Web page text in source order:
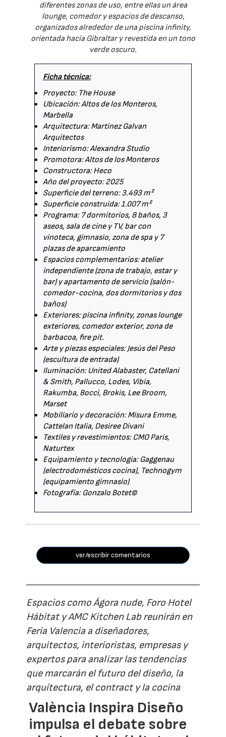
diferentes zonas de uso, entre ellas un área
lounge, comedor y espacios de descanso,
organizados alrededor de una piscina infinity,
orientada hacia Gibraltar y revestida en un tono
verde oscuro.
Ficha técnica:
Proyecto: The House
Ubicación: Altos de los Monteros,
Marbella
Arquitectura: Martinez Galvan
Arquitectos
Interiorismo: Alexandra Studio
Promotora: Altos de los Monteros
Constructora: Heco
Año del proyecto: 2025
Superficie del terreno: 3.493 m²
Superficie construida: 1.007 m²
Programa: 7 dormitorios, 8 baños, 3
aseos, sala de cine y TV, bar con
vinoteca, gimnasio, zona de spa y 7
plazas de aparcamiento
Espacios complementarios: atelier
independiente (zona de trabajo, estar y
bar) y apartamento de servicio (salón-
comedor-cocina, dos dormitorios y dos
baños)
Exteriores: piscina infinity, zonas lounge
exteriores, comedor exterior, zona de
barbacoa, fire pit.
Arte y piezas especiales: Jesús del Peso
(escultura de entrada)
Iluminación: United Alabaster, Catellani
& Smith, Pallucco, Lodes, Vibia,
Rakumba, Bocci, Brokis, Lee Broom,
Marset
Mobiliario y decoración: Misura Emme,
Cattelan Italia, Desiree Divani
Textiles y revestimientos: CMO Paris,
Naturtex
Equipamiento y tecnología: Gaggenau
(electrodomésticos cocina), Technogym
(equipamiento gimnasio)
Fotografía: Gonzalo Botet©
ver/escribir comentarios
Espacios como Ágora nude, Foro Hotel
Hábitat y AMC Kitchen Lab reunirán en
Feria Valencia a diseñadores,
arquitectos, interioristas, empresas y
expertos para analizar las tendencias
que marcarán el futuro del diseño, la
arquitectura, el contract y la cocina
València Inspira Diseño
impulsa el debate sobre